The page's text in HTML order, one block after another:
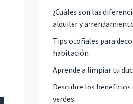
¿Cuáles son las
alquiler y
Tips otoñales para
habitación
Aprende a limpiar tu
Descubre los beneficios
verdes